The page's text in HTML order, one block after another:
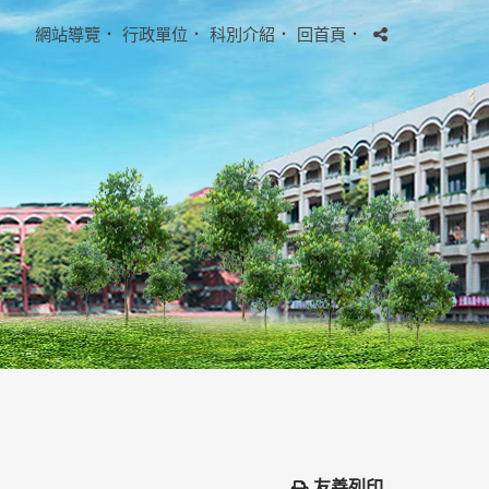
網站導覽 ． 行政單位 ． 科別介紹． 回首頁．